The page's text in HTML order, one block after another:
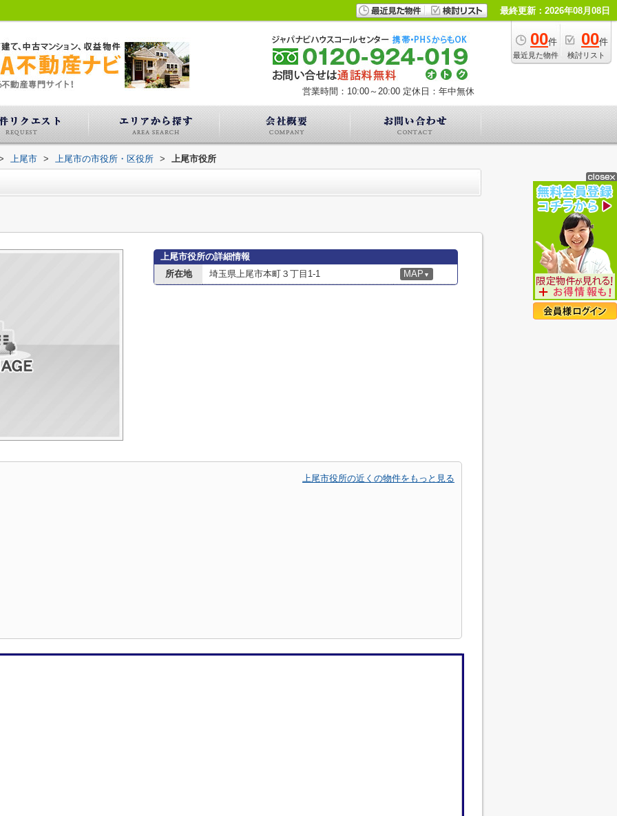
最終更新：2026年08月08日
00件
最近見た物件
00件
検討リスト
営業時間：10:00～20:00 定休日：年中無休
上尾市 > 上尾市の市役所・区役所 > 上尾市役所
上尾市役所の詳細情報
所在地
埼玉県上尾市本町３丁目1-1 MAP ▼
上尾市役所の近くの物件をもっと見る